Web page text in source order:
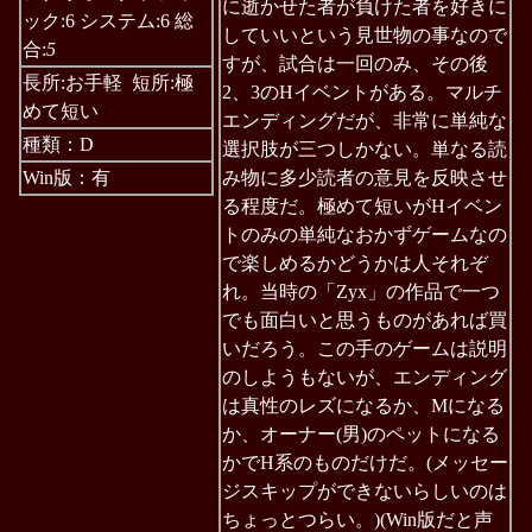
ック:6 システム:6 総
合:5
長所:お手軽 短所:極
めて短い
種類：D
Win版：有
に逝かせた者が負けた者を好きに
していいという見世物の事なので
すが、試合は一回のみ、その後
2、3のHイベントがある。マルチ
エンディングだが、非常に単純な
選択肢が三つしかない。単なる読
み物に多少読者の意見を反映させ
る程度だ。極めて短いがHイベン
トのみの単純なおかずゲームなの
で楽しめるかどうかは人それぞ
れ。当時の「Zyx」の作品で一つ
でも面白いと思うものがあれば買
いだろう。この手のゲームは説明
のしようもないが、エンディング
は真性のレズになるか、Mになる
か、オーナー(男)のペットになる
かでH系のものだけだ。(メッセー
ジスキップができないらしいのは
ちょっとつらい。)(Win版だと声